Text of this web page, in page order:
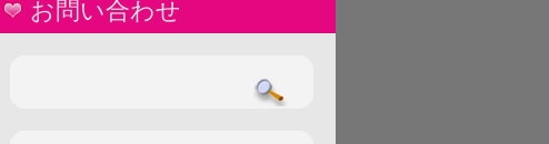
お問い合わせ